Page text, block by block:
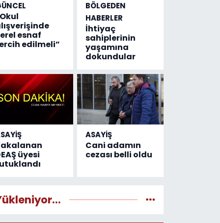
esnaf
edilmeli”
BÖLGEDEN
HABERLER
İhtiyaç
sahiplerinin
yaşamına
dokundular
üyesi
ASAYİŞ
Cani adamın
cezası belli oldu